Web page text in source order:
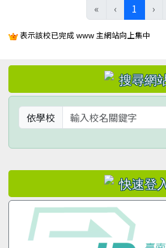
« ‹ 1 (目前
›
表示該校已完成 www 主網站向上集中
左邊區域內容
依學校